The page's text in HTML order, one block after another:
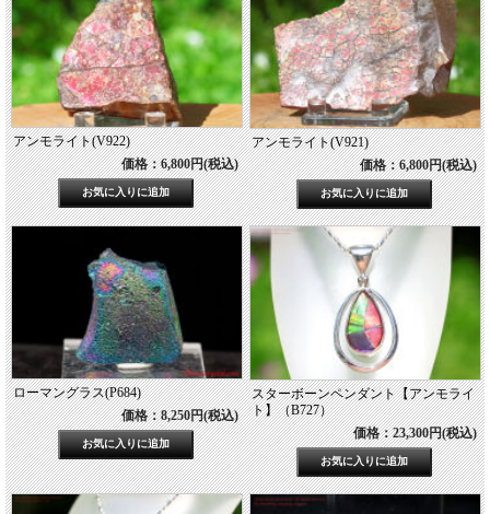
アンモライト(V922)
価格：6,800円(税込)
アンモライト(V921)
価格：6,800円(税込)
ローマングラス(P684)
価格：8,250円(税込)
スターボーンペンダント【アンモライ
ト】（B727）
価格：23,300円(税込)